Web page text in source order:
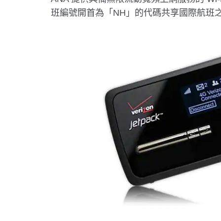
班編號開首為「NH」的代碼共享國際航班